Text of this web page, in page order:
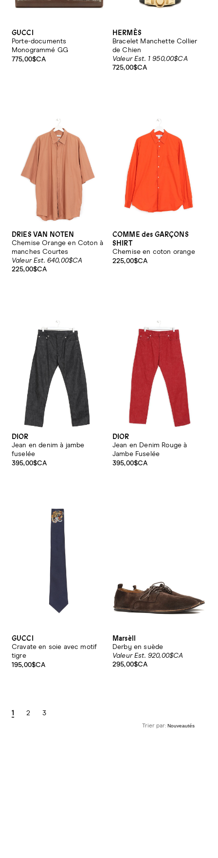
GUCCI
Porte-documents
Monogrammé GG
775,00$CA
HERMÈS
Bracelet Manchette Collier
de Chien
Valeur Est. 1 950,00$CA
725,00$CA
DRIES VAN NOTEN
Chemise Orange en Coton à
manches Courtes
Valeur Est. 640,00$CA
225,00$CA
COMME des GARÇONS
SHIRT
Chemise en coton orange
225,00$CA
DIOR
Jean en denim à jambe
fuselée
395,00$CA
DIOR
Jean en Denim Rouge à
Jambe Fuselée
395,00$CA
GUCCI
Cravate en soie avec motif
tigre
195,00$CA
Marsèll
Derby en suède
Valeur Est. 920,00$CA
295,00$CA
1 2 3
Trier par: